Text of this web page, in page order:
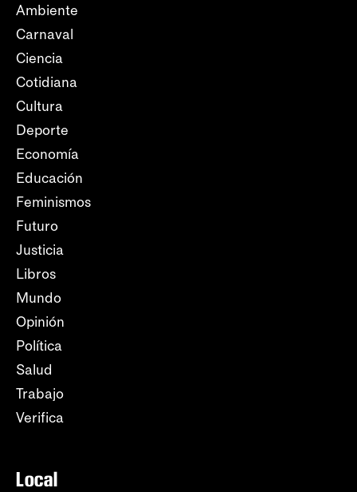
Ambiente
Carnaval
Ciencia
Cotidiana
Cultura
Deporte
Economía
Educación
Feminismos
Futuro
Justicia
Libros
Mundo
Opinión
Política
Salud
Trabajo
Verifica
Local